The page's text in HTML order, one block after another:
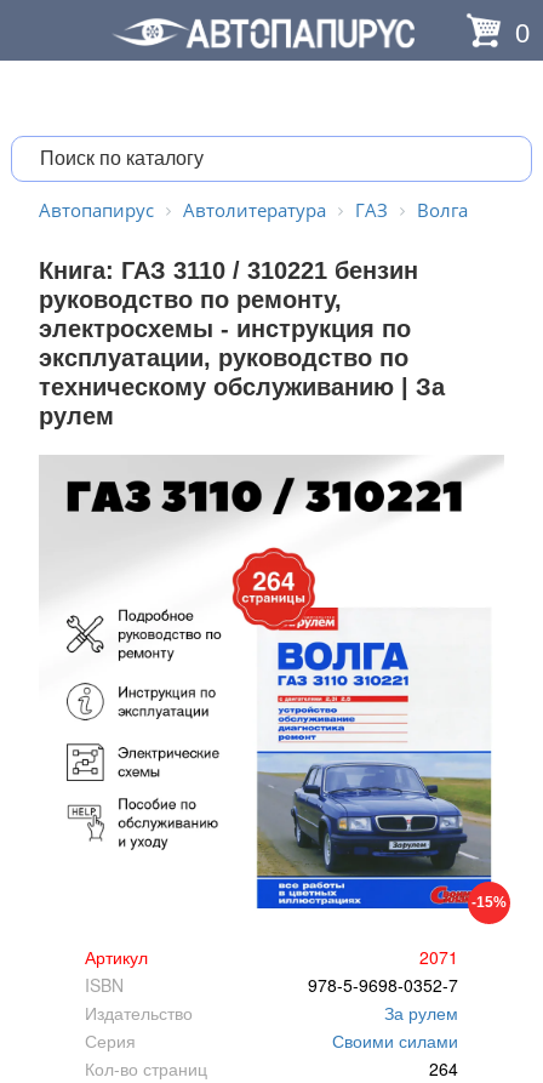
0
Автопапирус Автолитература ГАЗ Волга
Книга: ГАЗ 3110 / 310221 бензин
руководство по ремонту,
электросхемы - инструкция по
эксплуатации, руководство по
техническому обслуживанию | За
рулем
-15%
Артикул
2071
ISBN
978-5-9698-0352-7
Издательство
За рулем
Серия
Своими силами
Кол-во страниц
264